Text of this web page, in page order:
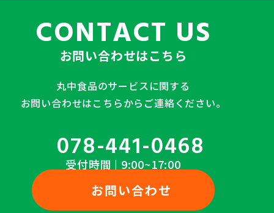
CONTACT US
お問い合わせはこちら
丸中食品のサービスに関する
お問い合わせはこちらからご連絡ください。
078-441-0468
受付時間 | 9:00~17:00
お問い合わせ